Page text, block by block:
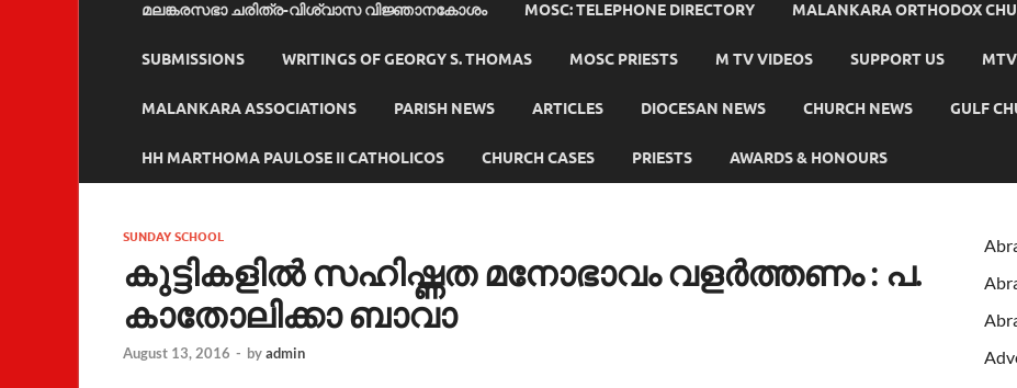
മലങ്കരസഭാ ചരിത്ര-വിശ്വാസ വിജ്ഞാനകോശം MOSC: TELEPHONE DIRECTORY MALANKARA ORTHODOX
SUBMISSIONS WRITINGS OF GEORGY S. THOMAS MOSC PRIESTS M TV VIDEOS SUPPORT US MTV
MALANKARA ASSOCIATIONS PARISH NEWS ARTICLES DIOCESAN NEWS CHURCH NEWS GULF
HH MARTHOMA PAULOSE II CATHOLICOS CHURCH CASES PRIESTS AWARDS & HONOURS
SUNDAY SCHOOL
കുട്ടികളില്‍ സഹിഷ്ണത മനോഭാവം വളര്‍ത്തണം : പ.
കാതോലിക്കാ ബാവാ
August 13, 2016 - byadmin